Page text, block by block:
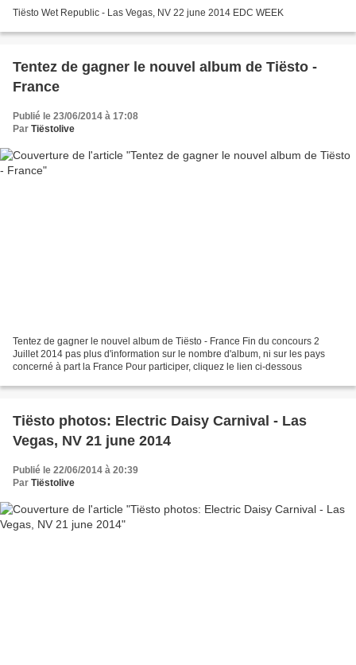
Tiësto Wet Republic - Las Vegas, NV 22 june 2014 EDC WEEK
Tentez de gagner le nouvel album de Tiësto -
France
Publié le 23/06/2014 à 17:08
Par Tiëstolive
Tentez de gagner le nouvel album de Tiësto - France Fin du concours 2
Juillet 2014 pas plus d'information sur le nombre d'album, ni sur les pays
concerné à part la France Pour participer, cliquez le lien ci-dessous
Tiësto photos: Electric Daisy Carnival - Las
Vegas, NV 21 june 2014
Publié le 22/06/2014 à 20:39
Par Tiëstolive